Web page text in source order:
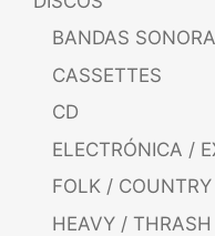
BANDAS
CASSETTES
CD
ELECTRÓNICA /
FOLK / COUNTRY
HEAVY /